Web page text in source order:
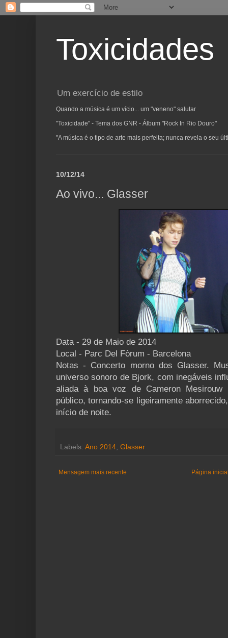
Toxicidades
Um exercício de estilo
Quando a música é um vício... um "veneno" salutar
"Toxicidade" - Tema dos GNR - Álbum "Rock In Rio Douro"
"A música é o tipo de arte mais perfeita; nunca revela o seu
10/12/14
Ao vivo... Glasser
Data - 29 de Maio de 2014
Local - Parc Del Fòrum - Barcelona
Notas - Concerto morno dos Glasser.
universo sonoro de Bjork, com inegáveis
aliada à boa voz de Cameron Mesirouw
público, tornando-se ligeiramente
início de noite.
Labels: Ano 2014, Glasser
Mensagem mais recente Página